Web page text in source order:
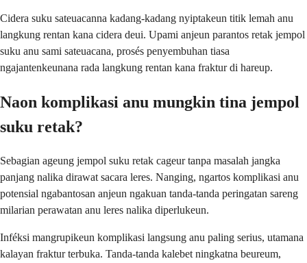
Cidera suku sateuacanna kadang-kadang nyiptakeun titik lemah anu
langkung rentan kana cidera deui. Upami anjeun parantos retak jempol
suku anu sami sateuacana, prosés penyembuhan tiasa
ngajantenkeunana rada langkung rentan kana fraktur di hareup.
Naon komplikasi anu mungkin tina jempol
suku retak?
Sebagian ageung jempol suku retak cageur tanpa masalah jangka
panjang nalika dirawat sacara leres. Nanging, ngartos komplikasi anu
potensial ngabantosan anjeun ngakuan tanda-tanda peringatan sareng
milarian perawatan anu leres nalika diperlukeun.
Inféksi mangrupikeun komplikasi langsung anu paling serius, utamana
kalayan fraktur terbuka. Tanda-tanda kalebet ningkatna beureum,